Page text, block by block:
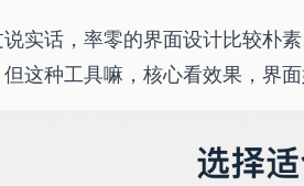
实话，率零的界面设计比较朴
这种工具嘛，核心看效果，界面